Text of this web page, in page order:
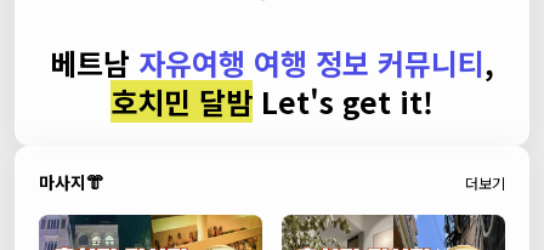
베트남 자유여행 여행 정보 커뮤니티,
호치민 달밤 Let's get it!
마사지👘 더보기